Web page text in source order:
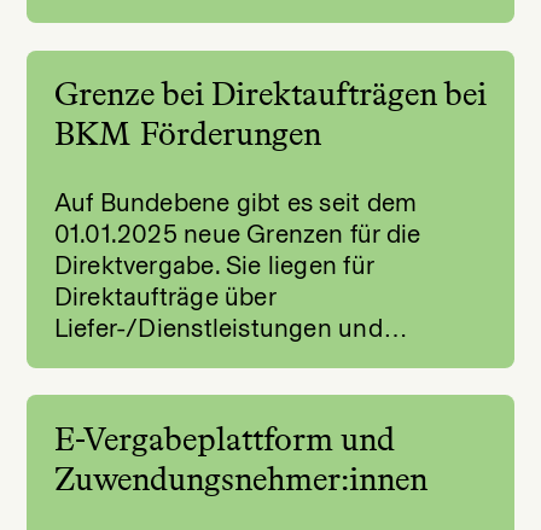
Grenze bei Direktaufträgen bei
BKM Förderungen
Auf Bundebene gibt es seit dem
01.01.2025 neue Grenzen für die
Direktvergabe. Sie liegen für
Direktaufträge über
Liefer-/Dienstleistungen und…
E-Vergabeplattform und
Zuwendungsnehmer:innen